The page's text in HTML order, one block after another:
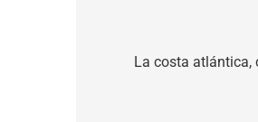
La costa atlántica,